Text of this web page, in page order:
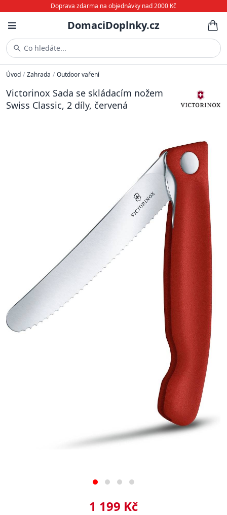
Doprava zdarma na objednávky nad 2000 Kč
DomaciDoplnky.cz
Co hledáte...
Úvod / Zahrada / Outdoor vaření
Victorinox Sada se skládacím nožem
Swiss Classic, 2 díly, červená
1 199 Kč